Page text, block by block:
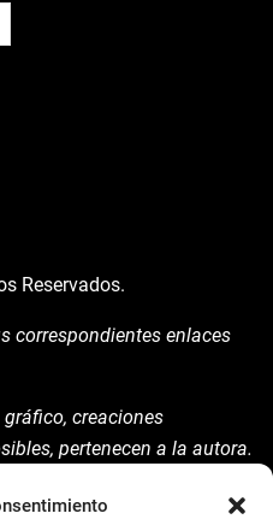
Reservados.
correspondientes enlaces
creaciones
pertenecen a la autora.